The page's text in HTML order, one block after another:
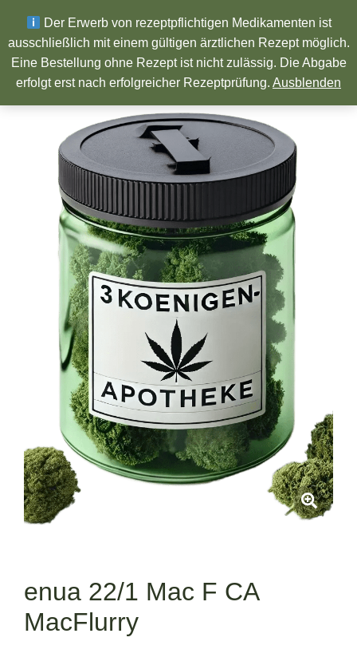
Wir wünschen ein Frohes neues Jahr!
enua 22/1 Mac F CA
MacFlurry
Der Erwerb von rezeptpflichtigen Medikamenten ist
ausschließlich mit einem gültigen ärztlichen Rezept möglich.
Eine Bestellung ohne Rezept ist nicht zulässig. Die Abgabe
erfolgt erst nach erfolgreicher Rezeptprüfung. Ausblenden